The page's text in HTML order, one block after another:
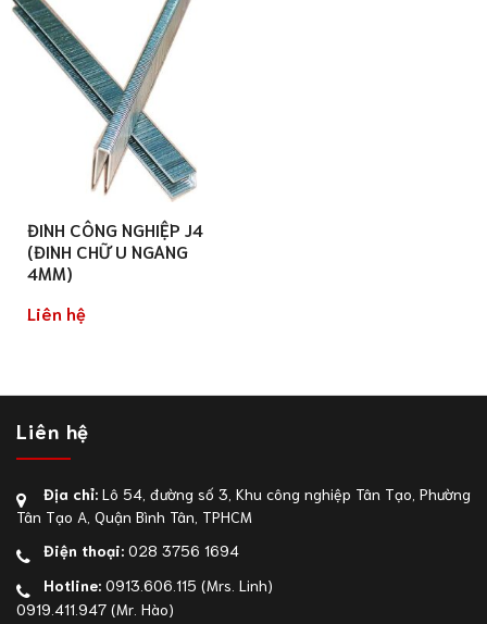
ĐINH CÔNG NGHIỆP J4
(ĐINH CHỮ U NGANG
4MM)
Liên hệ
Liên hệ
Địa chỉ: Lô 54, đường số 3, Khu công nghiệp Tân Tạo, Phường
Tân Tạo A, Quận Bình Tân, TPHCM
Điện thoại: 028 3756 1694
Hotline: 0913.606.115 (Mrs. Linh)
0919.411.947 (Mr. Hào)